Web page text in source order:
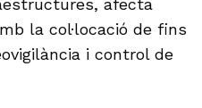
afecta
la col·locació de fins
i control de